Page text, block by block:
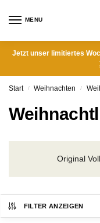
MENU
Jetzt unser limitiertes
Start / Weihnachten /
Original
FILTER ANZEIGEN